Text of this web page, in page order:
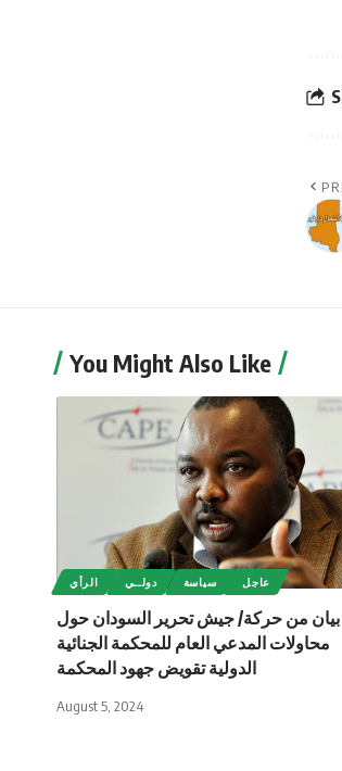
You Might Also Like
الرأي دولــي سياسة عاجل
بيان من حركة/ جيش تحرير السودان حول
محاولات المدعي العام للمحكمة الجنائية
الدولية تقويض جهود المحكمة
August 5, 2024